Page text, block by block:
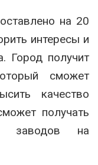
на 20
интересы и
Город получит
сможет
качество
получать
заводов на